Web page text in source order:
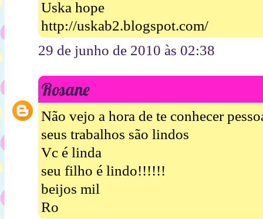
Uska hope
http://uskab2.blogspot.com/
29 de junho de 2010 às 02:38
Rosane
Não vejo a hora de te conhecer
seus trabalhos são lindos
Vc é linda
seu filho é lindo!!!!!!
beijos mil
Ro